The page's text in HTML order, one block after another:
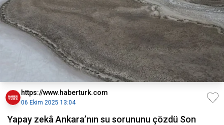
https://www.haberturk.com
06 Ekim 2025 13:04
Yapay zekâ Ankara’nın su sorununu çözdü Son